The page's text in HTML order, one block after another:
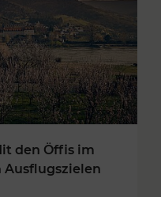
den Öffis im
Ausflugszielen